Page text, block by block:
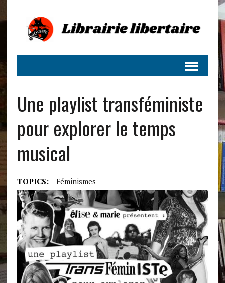
Une playlist transféministe
pour explorer le temps
musical
TOPICS: Féminismes